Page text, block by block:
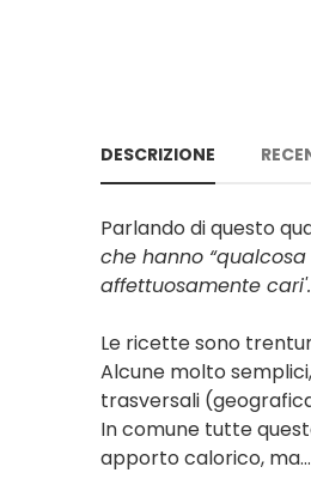
DESCRIZIONE
Parlando di questo
che hanno
affettuosamente cari'.
Le ricette sono
Alcune molto
trasversali
In comune tutte
apporto calorico,